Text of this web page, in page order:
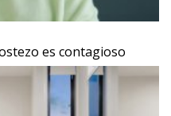
es contagioso